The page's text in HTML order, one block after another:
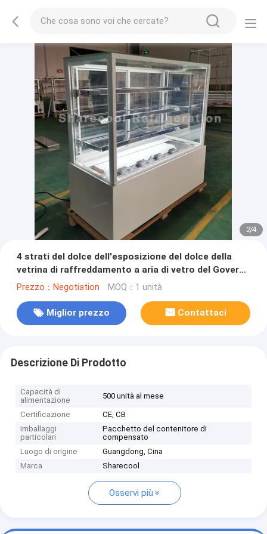
2/4
4 strati del dolce dell'esposizione del dolce della
vetrina di raffreddamento a aria di vetro del Governo
con il decongelatore
Prezzo：Negotiation MOQ：1 unità
Miglior prezzo Contattaci
Descrizione Di Prodotto
Capacità di
alimentazione
500 unità al mese
Certificazione
CE, CB
Imballaggi
particolari
Pacchetto del contenitore di
compensato
Luogo di origine
Guangdong, Cina
Marca
Sharecool
Osservi più